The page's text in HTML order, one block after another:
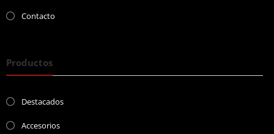
Contacto
Productos
Destacados
Accesorios